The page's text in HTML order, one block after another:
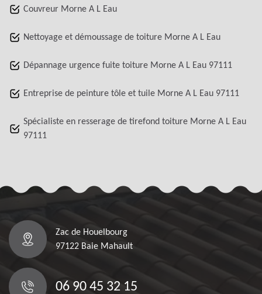
Couvreur Morne A L Eau
Nettoyage et démoussage de toiture Morne A L Eau
Dépannage urgence fuite toiture Morne A L Eau 97111
Entreprise de peinture tôle et tuile Morne A L Eau 97111
Spécialiste en resserage de tirefond toiture Morne A L Eau
97111
Zac de Houelbourg
97122 Baie Mahault
06 90 45 32 15